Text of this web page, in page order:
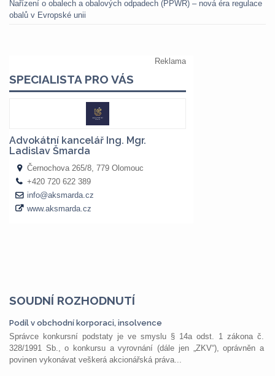
Nařízení o obalech a obalových odpadech (PPWR) – nová éra regulace
obalů v Evropské unii
SOUDNÍ ROZHODNUTÍ
Podíl v obchodní korporaci, insolvence
Správce konkursní podstaty je ve smyslu § 14a odst. 1 zákona č.
328/1991 Sb., o konkursu a vyrovnání (dále jen „ZKV“), oprávněn a
povinen vykonávat veškerá akcionářská práva...